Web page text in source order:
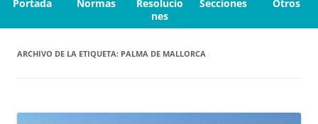
Portada Normas
Resolucio
nes
Secciones Otros
ARCHIVO DE LA ETIQUETA: PALMA DE MALLORCA